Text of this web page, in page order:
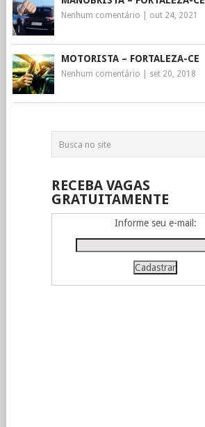
Nenhum comentário out 24, 2021
MOTORISTA – FORTALEZA-CE
Nenhum comentário set 20, 2018
RECEBA VAGAS
GRATUITAMENTE
Informe seu e-mail: